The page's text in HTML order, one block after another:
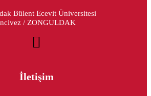
Bülent Ecevit Üniversitesi
/ ZONGULDAK
İletişim